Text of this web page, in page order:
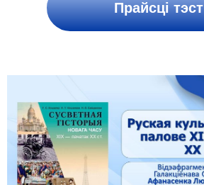
Прайсці тэст